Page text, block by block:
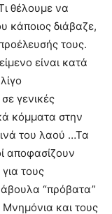
θέλουμε να
κάποιος διάβαζε,
τους.
είναι κατά
γενικές
κόμματα στην
του λαού …Τα
αποφασίζουν
τους
άβουλα “πρόβατα”
και τους